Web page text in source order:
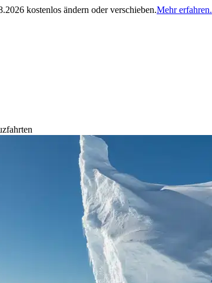
kostenlos ändern oder verschieben.Mehr erfahren.